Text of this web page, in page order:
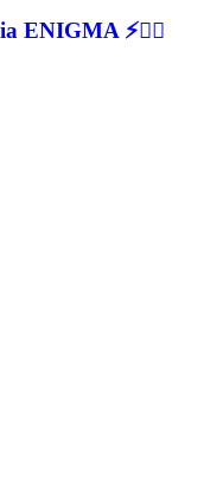
ENIGMA ⚡🕵‍♂